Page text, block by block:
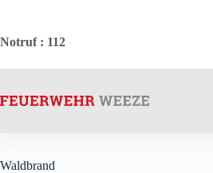
springen
Notruf: 112
Waldbrand